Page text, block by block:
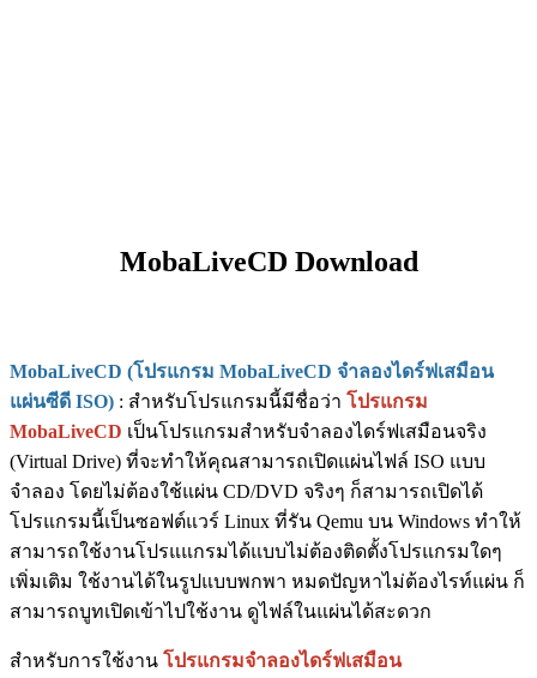
MobaLiveCD Download
MobaLiveCD (โปรแกรม MobaLiveCD จำลองไดร์ฟเสมือน
แผ่นซีดี ISO) : สำหรับโปรแกรมนี้มีชื่อว่า โปรแกรม
MobaLiveCD เป็นโปรแกรมสำหรับจำลองไดร์ฟเสมือนจริง
(Virtual Drive) ที่จะทำให้คุณสามารถเปิดแผ่นไฟล์ ISO แบบ
จำลอง โดยไม่ต้องใช้แผ่น CD/DVD จริงๆ ก็สามารถเปิดได้
โปรแกรมนี้เป็นซอฟต์แวร์ Linux ที่รัน Qemu บน Windows ทำให้
สามารถใช้งานโปรแแกรมได้แบบไม่ต้องติดตั้งโปรแกรมใดๆ
เพิ่มเติม ใช้งานได้ในรูปแบบพกพา หมดปัญหาไม่ต้องไรท์แผ่น ก็
สามารถบูทเปิดเข้าไปใช้งาน ดูไฟล์ในแผ่นได้สะดวก
สำหรับการใช้งาน โปรแกรมจำลองไดร์ฟเสมือน